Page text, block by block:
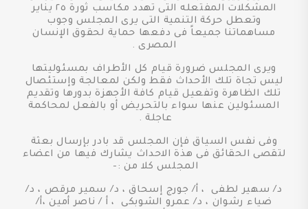
المشكلات المفتعله التى تهدد مكاسب ثورة ٢٥ يناير
وتعطل حركة التنمية التى يرى المجلس وجوب
مساهماتنا جميعاً فى دفعها حماية لحقوق الإنسان
المصرى .
ويرى المجلس ضرورة قيام كل الأطراف بمسئوليتها
ليس تجاة تلك الأحداث فقط ولكن لمعالجة وإستئصال
تلك الظاهرة وتفعيل قيام كافة الأجهزة بدورها وتقديم
المسئولين عنها سواء بالتحريض أو بالفعل لمحاكمة
عاجلة .
وفى نفس السياق فإن المجلس قد بادر بإرسال بعثة
لتقصى الحقائق فى هذة الاحداث يشارك فيها من اعضاء
المجلس كلا من :-
د/ سهير لطفى ، أ/ جورج إسحاق ، د/ سمير مرقص ، د/
ضياء رشوان ، د/ عمرو الشوبكى ، أ / ناصر أمين ،أ/